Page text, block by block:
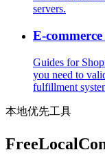
servers.
E-
Guides for
you need to
fulfillment
本地优先工具